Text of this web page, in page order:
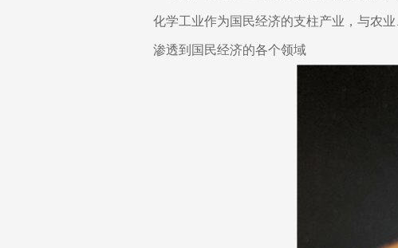
化学工业作为国民经济的支柱产业，与农
渗透到国民经济的各个领域